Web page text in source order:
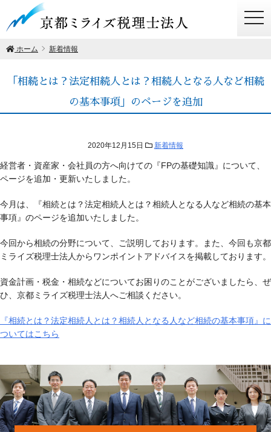
ホーム 新着情報
「相続とは？法定相続人とは？相続人となる人など相続
の基本事項」のページを追加
2020年12月15日 新着情報
経営者・資産家・会社員の方へ向けての『FPの基礎知識』について、
ページを追加・更新いたしました。
今月は、『相続とは？法定相続人とは？相続人となる人など相続の基本
事項』のページを追加いたしました。
今回から相続の分野について、ご説明しております。また、今回も京都
ミライズ税理士法人からワンポイントアドバイスを掲載しております。
資金計画・税金・相続などについてお困りのことがございましたら、ぜ
ひ、京都ミライズ税理士法人へご相談ください。
『相続とは？法定相続人とは？相続人となる人など相続の基本事項』に
ついてはこちら